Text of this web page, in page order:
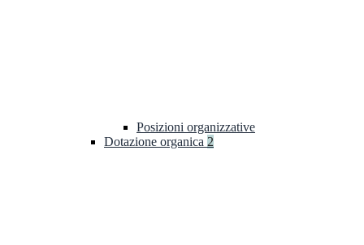
Posizioni organizzative
Dotazione organica 2